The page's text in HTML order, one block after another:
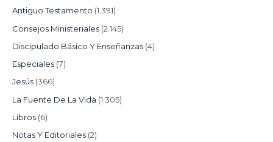
Antiguo Testamento (1.391)
Consejos Ministeriales (2.145)
Discipulado Básico Y Enseñanzas (4)
Especiales (7)
Jesús (366)
La Fuente De La Vida (1.305)
Libros (6)
Notas Y Editoriales (2)